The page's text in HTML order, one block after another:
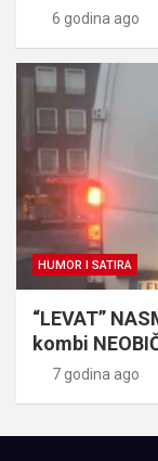
6 godina ago
HUMOR I SATIRA
“LEVAT”
kombi
7 godina ago